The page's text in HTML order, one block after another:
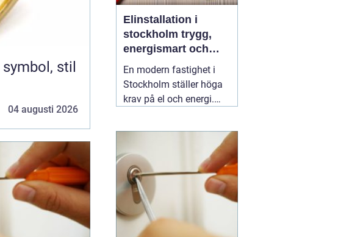
04 augusti 2026
Elinstallation i
stockholm trygg,
energismart och
framtidssäker el i
fastigheten
En modern fastighet i
Stockholm ställer höga
krav på el och energi.
värmepumpar,
ventilation, laddboxar
och solcellsbatterier ska
fungera tillsammans
säkert, effektivt och utan
onödigt krångel. En
augusti 2026